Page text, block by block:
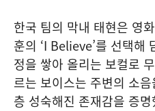
한국 팀의 막내 태현은 영
훈의 ‘I Believe’를 선택해
정을 쌓아 올리는 보컬로
르는 보이스는 주변의 소
층 성숙해진 존재감을 증명